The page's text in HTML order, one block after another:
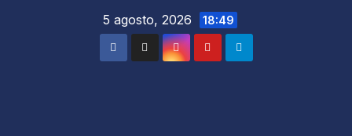
5 agosto, 2026 18:49